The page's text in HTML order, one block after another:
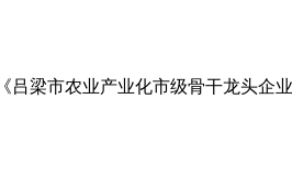
吕梁市农业产业化市级骨干龙头企